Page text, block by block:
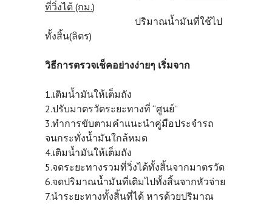
ที่วิ่งได้ (กม.)
ปริมาณน้ำมันที่ใช้ไป
ทั้งสิ้น(ลิตร)
วิธีการตรวจเช็คอย่างง่ายๆ เริ่มจาก
1.เติมน้ำมันให้เต็มถัง
2.ปรับมาตรวัดระยะทางที่ “ศูนย์”
3.ทำการขับตามคำแนะนำคู่มือประจำรถ
จนกระทั่งน้ำมันใกล้หมด
4.เติมน้ำมันให้เต็มถัง
5.จดระยะทางรวมที่วิ่งได้ทั้งสิ้นจากมาตรวัด
6.จดปริมาณน้ำมันที่เติมไปทั้งสิ้นจากหัวจ่าย
7.นำระยะทางทั้งสิ้นที่ได้ หารด้วยปริมาณ